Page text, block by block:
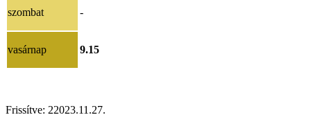
szombat -
vasárnap 9.15
Frissítve: 22023.11.27.